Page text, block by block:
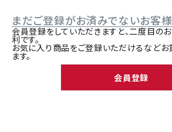
まだご登録がお済みでないお客様
会員登録をしていただきますと、二度目の
利です。
お気に入り商品をご登録いただけるなど
ます。
会員登録